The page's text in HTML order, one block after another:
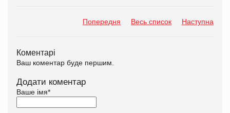
Попередня Весь список Наступна
Коментарі
Ваш коментар буде першим.
Додати коментар
Ваше імя*